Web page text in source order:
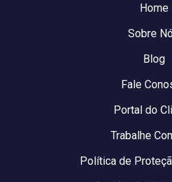
Home
Sobre
Blog
Fale
Portal do
Trabalhe
Política de